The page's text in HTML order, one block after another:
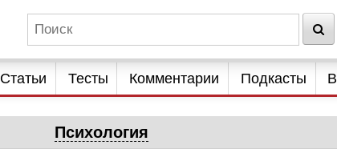
Статьи Тесты Комментарии Подкасты
Психология